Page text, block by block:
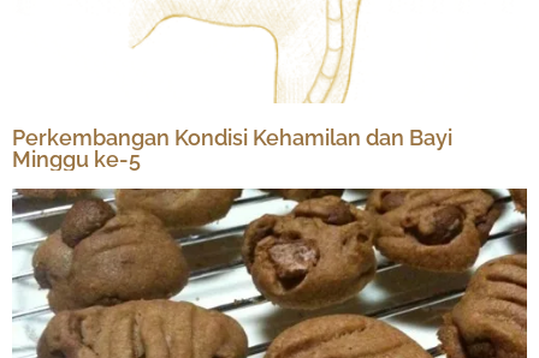
Perkembangan Kondisi Kehamilan dan Bayi
Minggu ke-5